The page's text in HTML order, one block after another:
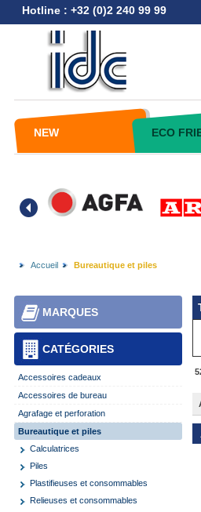
Hotline : +32 (0)2 240 99 99
NEW ECO
Accueil Bureautique et piles
CATÉGORIES
MARQUES
Accessoires cadeaux
Accessoires de bureau
Agrafage et perforation
Bureautique et piles
Calculatrices
Piles
Plastifieuses et consommables
Relieuses et consommables